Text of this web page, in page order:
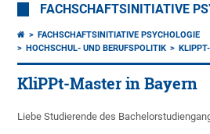
FACHSCHAFTSINITIATIVE
FACHSCHAFTSINITIATIVE PSYCHOLOGIE
HOCHSCHUL- UND BERUFSPOLITIK
KliPPt-Master in Bayern
Liebe Studierende des